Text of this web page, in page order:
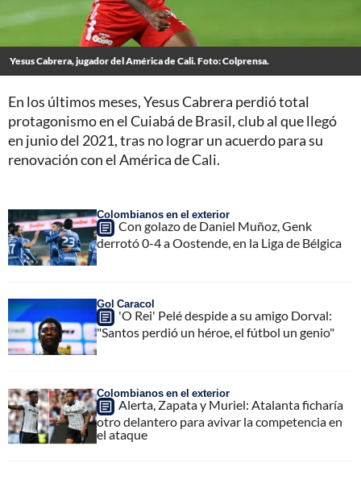
Yesus Cabrera, jugador del América de Cali. Foto: Colprensa.
En los últimos meses, Yesus Cabrera perdió total
protagonismo en el Cuiabá de Brasil, club al que llegó
en junio del 2021, tras no lograr un acuerdo para su
renovación con el América de Cali.
Colombianos en el exterior
Con golazo de Daniel Muñoz, Genk
derrotó 0-4 a Oostende, en la Liga de Bélgica
Gol Caracol
'O Rei' Pelé despide a su amigo Dorval:
"Santos perdió un héroe, el fútbol un genio"
Colombianos en el exterior
Alerta, Zapata y Muriel: Atalanta ficharía
otro delantero para avivar la competencia en
el ataque